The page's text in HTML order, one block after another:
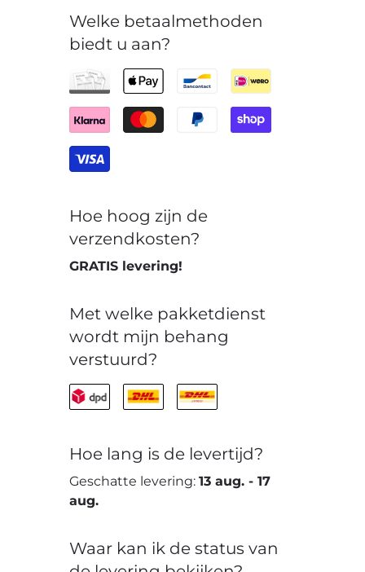
Welke betaalmethoden
biedt u aan?
Hoe hoog zijn de
verzendkosten?
GRATIS levering!
Met welke pakketdienst
wordt mijn behang
verstuurd?
Hoe lang is de levertijd?
Geschatte levering:13 aug. -17
aug.
Waar kan ik de status van